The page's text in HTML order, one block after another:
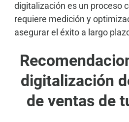
digitalización es un proceso
requiere medición y
asegurar el éxito a largo
digitalización
de ventas de